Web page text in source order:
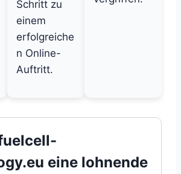
Schritt zu
einem
erfolgreiche
n Online-
Auftritt.
eine lohnende